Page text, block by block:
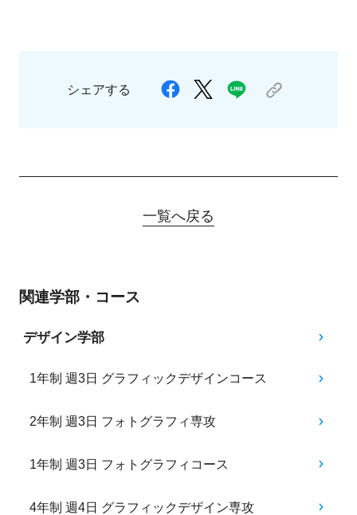
シェアする
一覧へ戻る
関連学部・コース
デザイン学部
1年制 週3日 グラフィックデザインコース
2年制 週3日 フォトグラフィ専攻
1年制 週3日 フォトグラフィコース
4年制 週4日 グラフィックデザイン専攻